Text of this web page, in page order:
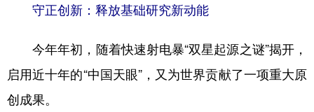
守正创新：释放基础研究新动能
今年年初，随着快速射电暴“双星起源之谜”揭开，
启用近十年的“中国天眼”，又为世界贡献了一项重大原
创成果。